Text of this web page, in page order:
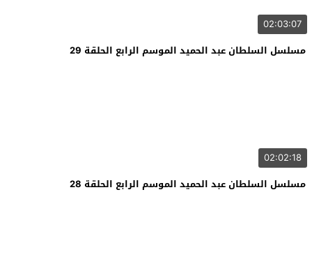
02:03:07
مسلسل السلطان عبد الحميد الموسم الرابع الحلقة 29
02:02:18
مسلسل السلطان عبد الحميد الموسم الرابع الحلقة 28